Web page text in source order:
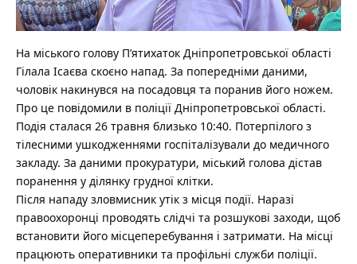
На міського голову П’ятихаток Дніпропетровської області
Гілала Ісаєва скоєно напад. За попередніми даними,
чоловік накинувся на посадовця та поранив його ножем.
Про це повідомили в поліції Дніпропетровської області.
Подія сталася 26 травня близько 10:40. Потерпілого з
тілесними ушкодженнями госпіталізували до медичного
закладу. За даними прокуратури, міський голова дістав
поранення у ділянку грудної клітки.
Після нападу зловмисник утік з місця події. Наразі
правоохоронці проводять слідчі та розшукові заходи, щоб
встановити його місцеперебування і затримати. На місці
працюють оперативники та профільні служби поліції.